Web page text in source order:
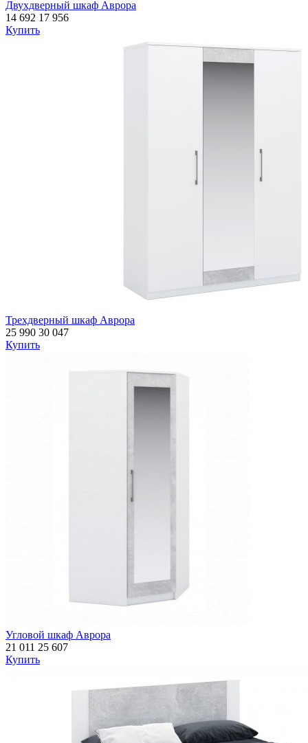
Двухдверный шкаф Аврора
14 692 17 956
Купить
Трехдверный шкаф Аврора
25 990 30 047
Купить
Угловой шкаф Аврора
21 011 25 607
Купить